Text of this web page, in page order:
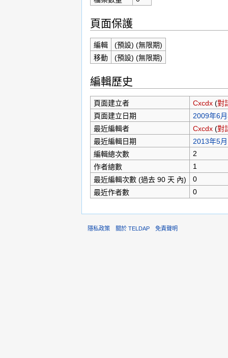
頁面保護
編輯
(預設) (無限期)
移動
(預設) (無限期)
編輯歷史
頁面建立者 Cxcdx(對
頁面建立日期
2009年6
最近編輯者
Cxcdx(對
最近編輯日期
2013年5
編輯總次數
2
作者總數
1
最近編輯次數 (過去 90 天 內)
0
最近作者數
0
隱私政策 關於 TELDAP 免責聲明